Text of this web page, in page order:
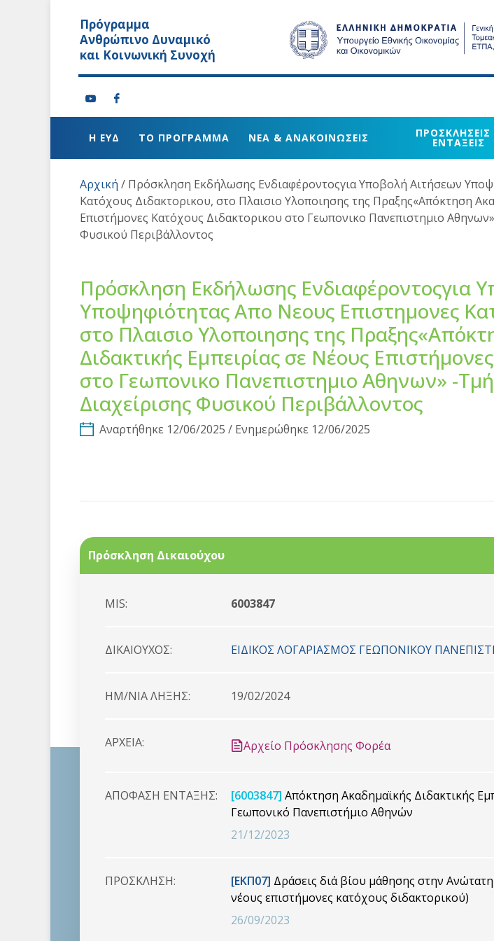
Πρόγραμμα
Ανθρώπινο Δυναμικό
και Κοινωνική Συνοχή
Η ΕΥΔ ΤΟ ΠΡΟΓΡΑΜΜΑ ΝΕΑ & ΑΝΑΚΟΙΝΩΣΕΙΣ ΠΡΟΣΚΛΗΣΕΙΣ
ΕΝΤΑΞΕΙΣ
Αρχική / Πρόσκληση Εκδήλωσης Ενδιαφέροντοςγια Υποβολή Αιτήσεων
Κατόχους Διδακτορικου, στο Πλαισιο Υλοποιησης της Πραξης«Απόκτηση
Επιστήμονες Κατόχους Διδακτορικου στο Γεωπονικο Πανεπιστημιο
Φυσικού Περιβάλλοντος
Πρόσκληση Εκδήλωσης Ενδιαφέροντοςγια
Υποψηφιότητας Απο Νεους Επιστημονες
στο Πλαισιο Υλοποιησης της
Διδακτικής Εμπειρίας σε Νέους
στο Γεωπονικο Πανεπιστημιο Αθηνων» -
Διαχείρισης Φυσικού Περιβάλλοντος
Αναρτήθηκε 12/06/2025 / Ενημερώθηκε 12/06/2025
Πρόσκληση Δικαιούχου
MIS: 6003847
ΔΙΚΑΙΟYΧΟΣ: ΕΙΔΙΚΟΣ ΛΟΓΑΡΙΑΣΜΟΣ ΓΕΩΠΟΝΙΚΟΥ
HM/NIA ΛΗΞΗΣ: 19/02/2024
ΑΡΧΕΙΑ: Αρχείο Πρόσκλησης Φορέα
ΑΠΟΦΑΣΗ ΕΝΤΑΞΗΣ: [6003847] Απόκτηση Ακαδημαϊκής Διδακτικής
Γεωπονικό Πανεπιστήμιο Αθηνών
21/12/2023
ΠΡΟΣΚΛΗΣΗ: [ΕΚΠ07] Δράσεις διά βίου μάθησης στην
νέους επιστήμονες κατόχους διδακτορικού)
26/09/2023